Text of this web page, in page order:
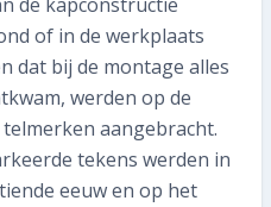
of in de werkplaats
dat bij de montage alles
werden op de
aangebracht.
tekens werden in
eeuw en op het